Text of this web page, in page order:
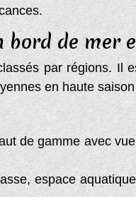
bord de mer
par régions.
en haute
de gamme avec
espace